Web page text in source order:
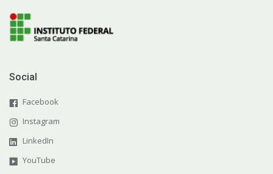
Social
Facebook
Instagram
LinkedIn
YouTube